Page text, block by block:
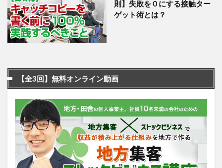
則】失敗を０にする接触ター
ゲット術とは？
【全3回】無料オンライン動画